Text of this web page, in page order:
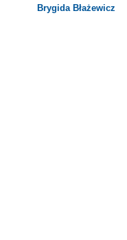
Brygida Błażewicz